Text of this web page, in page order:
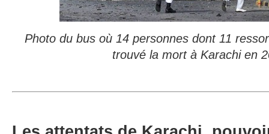
Photo du bus où 14 personnes dont 11
trouvé la mort à Karachi en